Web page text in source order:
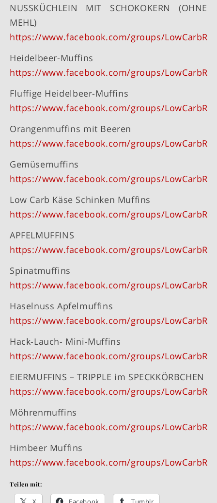
NUSSKÜCHLEIN MIT SCHOKOKERN (OHNE
MEHL)
https://www.facebook.com/groups/
Heidelbeer-Muffins
https://www.facebook.com/groups/
Fluffige Heidelbeer-Muffins
https://www.facebook.com/groups/
Orangenmuffins mit Beeren
https://www.facebook.com/groups/
Gemüsemuffins
https://www.facebook.com/groups/
Low Carb Käse Schinken Muffins
https://www.facebook.com/groups/
APFELMUFFINS
https://www.facebook.com/groups/
Spinatmuffins
https://www.facebook.com/groups/
Haselnuss Apfelmuffins
https://www.facebook.com/groups/
Hack-Lauch- Mini-Muffins
https://www.facebook.com/groups/
EIERMUFFINS – TRIPPLE im SPECKKÖRBCHEN
https://www.facebook.com/groups/
Möhrenmuffins
https://www.facebook.com/groups/
Himbeer Muffins
https://www.facebook.com/groups/
Teilen mit: